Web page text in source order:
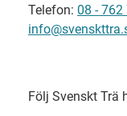
Telefon: 08 - 762
Följ Svenskt Trä